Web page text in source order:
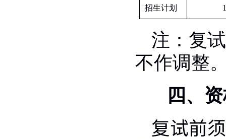
招生计划 1
注：复
不作调整
四、
复试前